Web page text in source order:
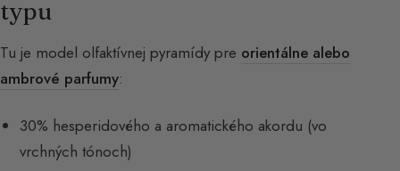
typu
Tu je model olfaktívnej pyramídy pre orientálne alebo
ambrové parfumy:
30% hesperidového a aromatického akordu (vo
vrchných tónoch)